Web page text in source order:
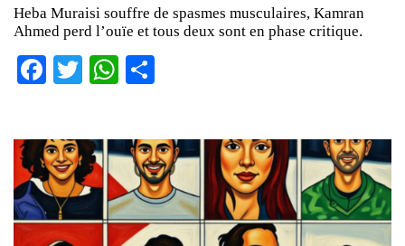
Heba Muraisi souffre de spasmes musculaires, Kamran
Ahmed perd l’ouïe et tous deux sont en phase critique.
Facebook
TwitterWhatsApp